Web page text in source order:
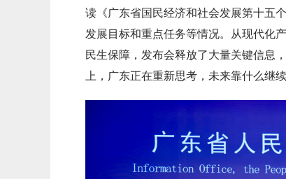
读《广东省国民经济和社会发展第十五
发展目标和重点任务等情况。从现代化
民生保障，发布会释放了大量关键信息
上，广东正在重新思考，未来靠什么继续